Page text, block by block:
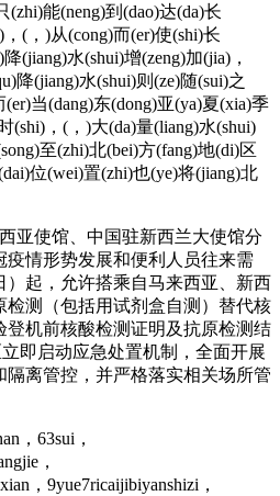
(zhi)能(neng)到(dao)达(da)长
(，)从(cong)而(er)使(shi)长
(jiang)水(shui)增(zeng)加(jia)，
降(jiang)水(shui)则(ze)随(sui)之
当(dang)东(dong)亚(ya)夏(xia)季
(shi)，(，)大(da)量(liang)水(shui)
至(zhi)北(bei)方(fang)地(di)区
位(wei)置(zhi)也(ye)将(jiang)北
使馆、中国驻新西兰大使馆分
疫情形势发展和便利人员往来需
）起，允许搭乘自马来西亚、新西
检测（包括用试剂盒自测）替代核
机前核酸检测证明及抗原检测结
启动应急处置机制，全面开展
离管控，并严格落实相关场所管
，63sui，
，
，9yue7ricaijibiyanshizi，